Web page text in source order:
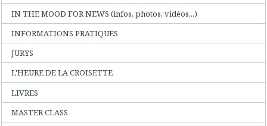
IN THE MOOD FOR NEWS (infos, photos, vidéos...)
INFORMATIONS PRATIQUES
JURYS
L'HEURE DE LA CROISETTE
LIVRES
MASTER CLASS